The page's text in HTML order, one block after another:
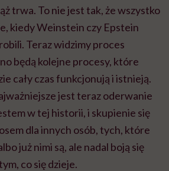
trwa. To nie jest tak, że wszystko
kiedy Weinstein czy Epstein
Teraz widzimy proces
będą kolejne procesy, które
cały czas funkcjonują i istnieją.
jest teraz oderwanie
w tej historii, i skupienie się
dla innych osób, tych, które
już nimi są, ale nadal boją się
co się dzieje.